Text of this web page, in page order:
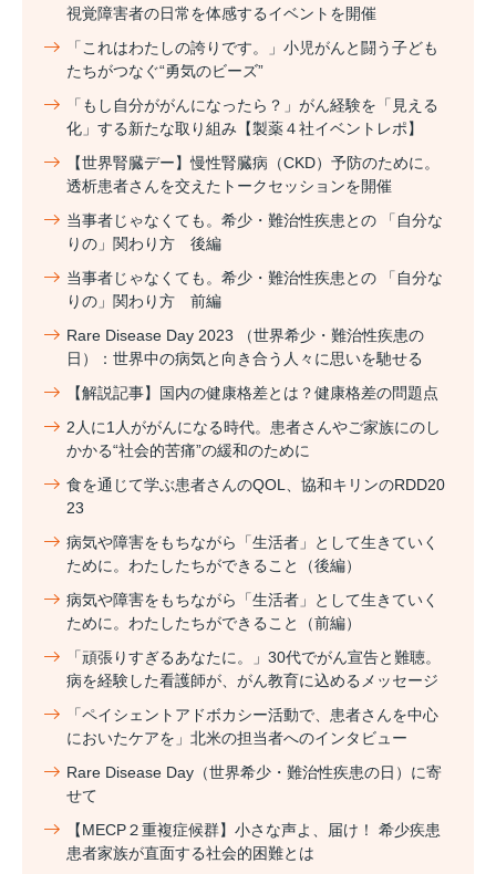
視覚障害者の日常を体感するイベントを開催
「これはわたしの誇りです。」小児がんと闘う子ども
たちがつなぐ“勇気のビーズ”
「もし自分ががんになったら？」がん経験を「見える
化」する新たな取り組み【製薬４社イベントレポ】
【世界腎臓デー】慢性腎臓病（CKD）予防のために。
透析患者さんを交えたトークセッションを開催
当事者じゃなくても。希少・難治性疾患との 「自分な
りの」関わり方 後編
当事者じゃなくても。希少・難治性疾患との 「自分な
りの」関わり方 前編
Rare Disease Day 2023 （世界希少・難治性疾患の
日）：世界中の病気と向き合う人々に思いを馳せる
【解説記事】国内の健康格差とは？健康格差の問題点
2人に1人ががんになる時代。患者さんやご家族にのし
かかる“社会的苦痛”の緩和のために
食を通じて学ぶ患者さんのQOL、協和キリンのRDD20
23
病気や障害をもちながら「生活者」として生きていく
ために。わたしたちができること（後編）
病気や障害をもちながら「生活者」として生きていく
ために。わたしたちができること（前編）
「頑張りすぎるあなたに。」30代でがん宣告と難聴。
病を経験した看護師が、がん教育に込めるメッセージ
「ペイシェントアドボカシー活動で、患者さんを中心
においたケアを」北米の担当者へのインタビュー
Rare Disease Day（世界希少・難治性疾患の日）に寄
せて
【MECP２重複症候群】小さな声よ、届け！ 希少疾患
患者家族が直面する社会的困難とは